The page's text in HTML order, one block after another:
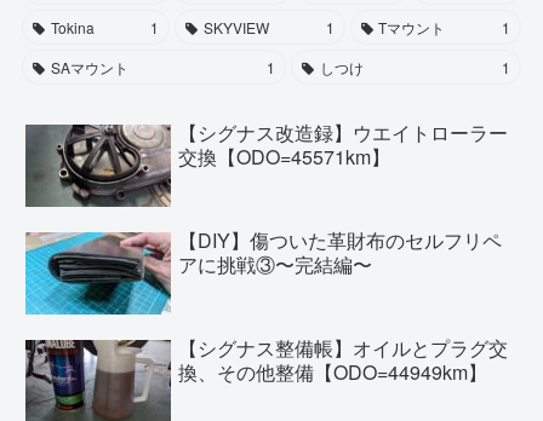
Tokina
1 SKYVIEW 1 Tマウント
1
SAマウント
1 しつけ 1
【シグナス改造録】ウエイトローラー
交換【ODO=45571km】
【DIY】傷ついた革財布のセルフリペ
アに挑戦③〜完結編〜
【シグナス整備帳】オイルとプラグ交
換、その他整備【ODO=44949km】